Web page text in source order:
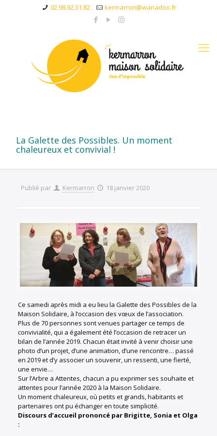
02.98.92.31.82 kermarron@wanadoo.fr
La Galette des Possibles. Un moment
chaleureux et convivial !
Publié par Kermarron 18 janvier 2020
Ce samedi après midi a eu lieu la Galette des Possibles de la
Maison Solidaire, à l’occasion des vœux de l’association.
Plus de 70 personnes sont venues partager ce temps de
convivialité, qui a également été l’occasion de retracer un
bilan de l’année 2019. Chacun était invité à venir choisir une
photo d’un projet, d’une animation, d’une rencontre… passé
en 2019 et d’y associer un souvenir, un ressenti, une fierté,
une envie…
Sur l’Arbre a Attentes, chacun a pu exprimer ses souhaite et
attentes pour l’année 2020 à la Maison Solidaire.
Un moment chaleureux, où petits et grands, habitants et
partenaires ont pu échanger en toute simplicité.
Discours d’accueil prononcé par Brigitte, Sonia et Olga
: